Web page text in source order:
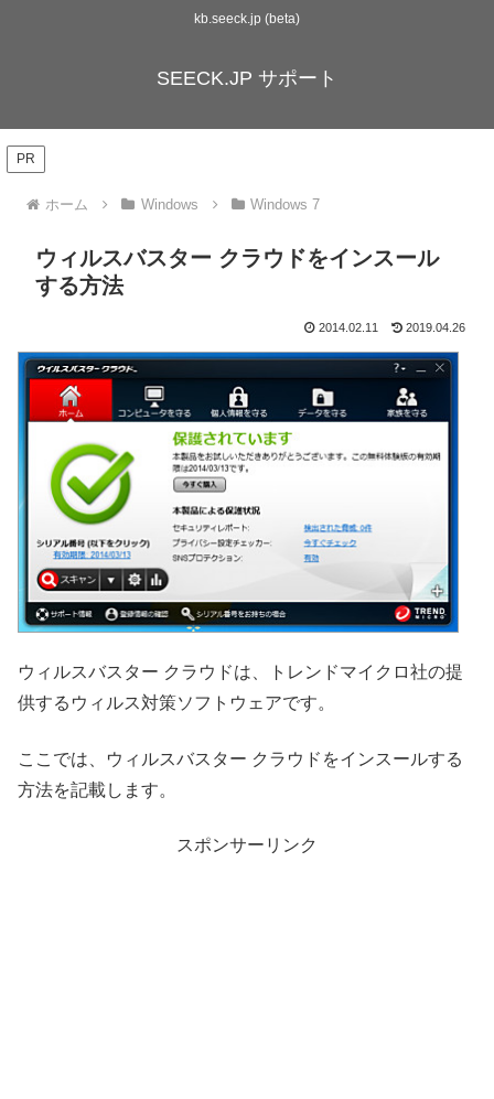
kb.seeck.jp (beta)
SEECK.JP サポート
PR
ホーム Windows Windows 7
ウィルスバスター クラウドをインスール
する方法
2014.02.11 2019.04.26
ウィルスバスター クラウドは、トレンドマイクロ社の提
供するウィルス対策ソフトウェアです。
ここでは、ウィルスバスター クラウドをインスールする
方法を記載します。
スポンサーリンク